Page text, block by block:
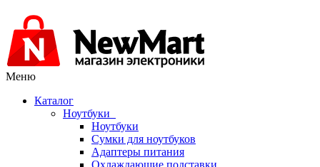
Меню
Каталог
Ноутбуки
Ноутбуки
Сумки для ноутбуков
Адаптеры питания
Охлаждающие подставки